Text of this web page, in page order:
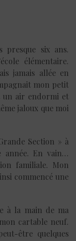
presque six ans.
élémentaire.
jamais allée en
mon petit
air endormi et
jaloux que moi
Section » à
année. En vain…
familiale. Mon
commencé une
à la main de ma
cartable neuf.
être quelques